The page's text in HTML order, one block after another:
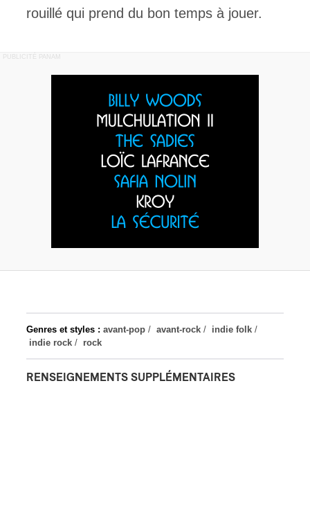
Genres et styles : avant-pop / avant-rock / indie folk /
indie rock / rock
RENSEIGNEMENTS SUPPLÉMENTAIRES
rouillé qui prend du bon temps à jouer.
PUBLICITÉ PANAM